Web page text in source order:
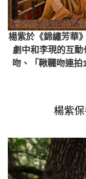
楊紫於《錦繡芳華
劇中和李現的互
吻、「鞦韆吻連拍
楊紫